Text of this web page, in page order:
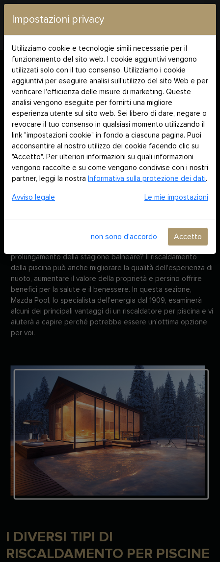
Home Blog Riscaldamento della piscina con Mazda Pool
RISCALDAMENTO
DELLA PISCINA
CON MAZDA
POOL
durante tutto l'anno. Ma sapevate che i vantaggi del
riscaldamento della piscina vanno ben oltre il semplice
prolungamento della stagione balneare? Il riscaldamento
della piscina può anche migliorare la qualità dell'esperienza di
nuoto, aumentare il valore della proprietà e persino offrire
benefici per la salute e il benessere. In questa sezione,
Mazda Pool, lo specialista dell'energia dal 1909, esaminerà
alcuni dei principali vantaggi di un riscaldatore per piscina e vi
aiuterà a capire perché potrebbe essere un'ottima opzione
per voi.
I DIVERSI TIPI DI
RISCALDAMENTO PER PISCINE
Impostazioni privacy
Utilizziamo cookie e tecnologie simili necessarie per il
funzionamento del sito web. I cookie aggiuntivi vengono
utilizzati solo con il tuo consenso. Utilizziamo i cookie
aggiuntivi per eseguire analisi sull'utilizzo del sito Web e per
verificare l'efficienza delle misure di marketing. Queste
analisi vengono eseguite per fornirti una migliore
esperienza utente sul sito web. Sei libero di dare, negare o
revocare il tuo consenso in qualsiasi momento utilizzando il
link "impostazioni cookie" in fondo a ciascuna pagina. Puoi
acconsentire al nostro utilizzo dei cookie facendo clic su
"Accetto". Per ulteriori informazioni su quali informazioni
vengono raccolte e su come vengono condivise con i nostri
partner, leggi la nostra Informativa sulla protezione dei dati.
Avviso legale Le mie impostazioni
non sono d'accordo Accetto